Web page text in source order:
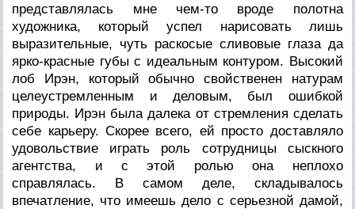
представлялась мне чем-то вроде полотна
художника, который успел нарисовать лишь
выразительные, чуть раскосые сливовые глаза да
ярко-красные губы с идеальным контуром. Высокий
лоб Ирэн, который обычно свойственен натурам
целеустремленным и деловым, был ошибкой
природы. Ирэн была далека от стремления сделать
себе карьеру. Скорее всего, ей просто доставляло
удовольствие играть роль сотрудницы сыскного
агентства, и с этой ролью она неплохо
справлялась. В самом деле, складывалось
впечатление, что имеешь дело с серьезной дамой,